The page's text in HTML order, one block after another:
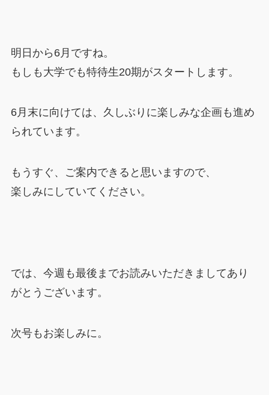
明日から6月ですね。
もしも大学でも特待生20期がスタートします。
6月末に向けては、久しぶりに楽しみな企画も進め
られています。
もうすぐ、ご案内できると思いますので、
楽しみにしていてください。
では、今週も最後までお読みいただきましてあり
がとうございます。
次号もお楽しみに。